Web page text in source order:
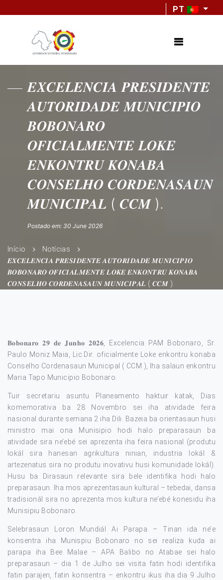
PT
𝑬𝑿𝑪𝑬𝑳𝑬𝑵𝑪𝑰𝑨 𝑷𝑹𝑬𝑺𝑰𝑫𝑬𝑵𝑻𝑬
𝑨𝑼𝑻𝑶𝑹𝑰𝑫𝑨𝑫𝑬 𝑴𝑼𝑵𝑰𝑪𝑰𝑷𝑰𝑶
𝑩𝑶𝑩𝑶𝑵𝑨𝑹𝑶
𝑶𝑭𝑰𝑪𝑰𝑨𝑳𝑴𝑬𝑵𝑻𝑬 𝑳𝑶𝑲𝑬
𝑬𝑵𝑲𝑶𝑵𝑻𝑹𝑼 𝑲𝑶𝑵𝑨𝑩𝑨
𝑪𝑶𝑵𝑺𝑬𝑳𝑯𝑶 𝑪𝑶𝑹𝑫𝑬𝑵𝑨𝑺𝑨𝑼𝑵
𝑴𝑼𝑵𝑰𝑪𝑰𝑷𝑨𝑳 ( 𝑪𝑪𝑴 ).
Postado em: 30 June 2026
Início
Notícias
𝑬𝑿𝑪𝑬𝑳𝑬𝑵𝑪𝑰𝑨 𝑷𝑹𝑬𝑺𝑰𝑫𝑬𝑵𝑻𝑬 𝑨𝑼𝑻𝑶𝑹𝑰𝑫𝑨𝑫𝑬 𝑴𝑼𝑵𝑰𝑪𝑰𝑷𝑰𝑶
𝑩𝑶𝑩𝑶𝑵𝑨𝑹𝑶 𝑶𝑭𝑰𝑪𝑰𝑨𝑳𝑴𝑬𝑵𝑻𝑬 𝑳𝑶𝑲𝑬 𝑬𝑵𝑲𝑶𝑵𝑻𝑹𝑼 𝑲𝑶𝑵𝑨𝑩𝑨
𝑪𝑶𝑵𝑺𝑬𝑳𝑯𝑶 𝑪𝑶𝑹𝑫𝑬𝑵𝑨𝑺𝑨𝑼𝑵 𝑴𝑼𝑵𝑰𝑪𝑰𝑷𝑨𝑳 ( 𝑪𝑪𝑴 ).
𝐁𝐨𝐛𝐨𝐧𝐚𝐫𝐨 𝟐𝟗 𝐝𝐞 𝐉𝐮𝐧𝐡𝐨 𝟐𝟎𝟐𝟔, Excelencia PAM Bobonaro, Sr.
Paulo Moniz Maia, Lic.Dir. oficialmente Loke enkontru konaba
Conselho Cordenasaun Municipal ( CCM ), Iha salaun enkontru
Maria Tapo Municipio Bobonaro.
Tuir secretariu asuntu Planeamento haktuir katak, Dias
komemorativa ba 28 Novembro sei iha atividade feira
nasional durante semana 2 iha Dili. Bazeia ba orientasaun husi
ministro mai ona Munisipio hodi halo preparasaun ba
atividade sira ne’ebé sei aprezenta iha feira nasional (produtu
lokál sira hanesan agrikultura ninian, industria lokál &
artezenatus sira no produtu inovativu husi komunidade lokál).
Husu ba Dirasaun relevante sira bele identifika hodi halo
preparasaun. Iha mos aprezentasaun kultural – tebedai, dansa
tradisionál sira no aprezenta mos kultura ne’ebé konesidu iha
Munisipiu Bobonaro.
Selebrasaun Loron Mundiál Ai Parapa – Tinan ida ne’e
konsentra iha Munispiu Bobonaro no sei realiza kuda ai
parapa iha Bee Malae – APA Balibo no Atabae sei halo
preparasaun – dia 1 de Julho sei visita fatin hodi identifika
fatin parajen, fatin konsentra – enkontru ikus iha dia 9 Julho